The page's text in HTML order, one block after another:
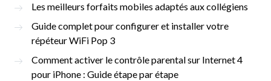
Les meilleurs forfaits mobiles adaptés aux collégiens
Guide complet pour configurer et installer votre
répéteur WiFi Pop 3
Comment activer le contrôle parental sur Internet 4
pour iPhone : Guide étape par étape